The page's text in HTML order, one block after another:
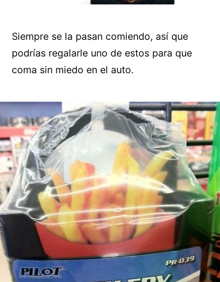
Siempre se la pasan comiendo, así que
podrías regalarle uno de estos para que
coma sin miedo en el auto.